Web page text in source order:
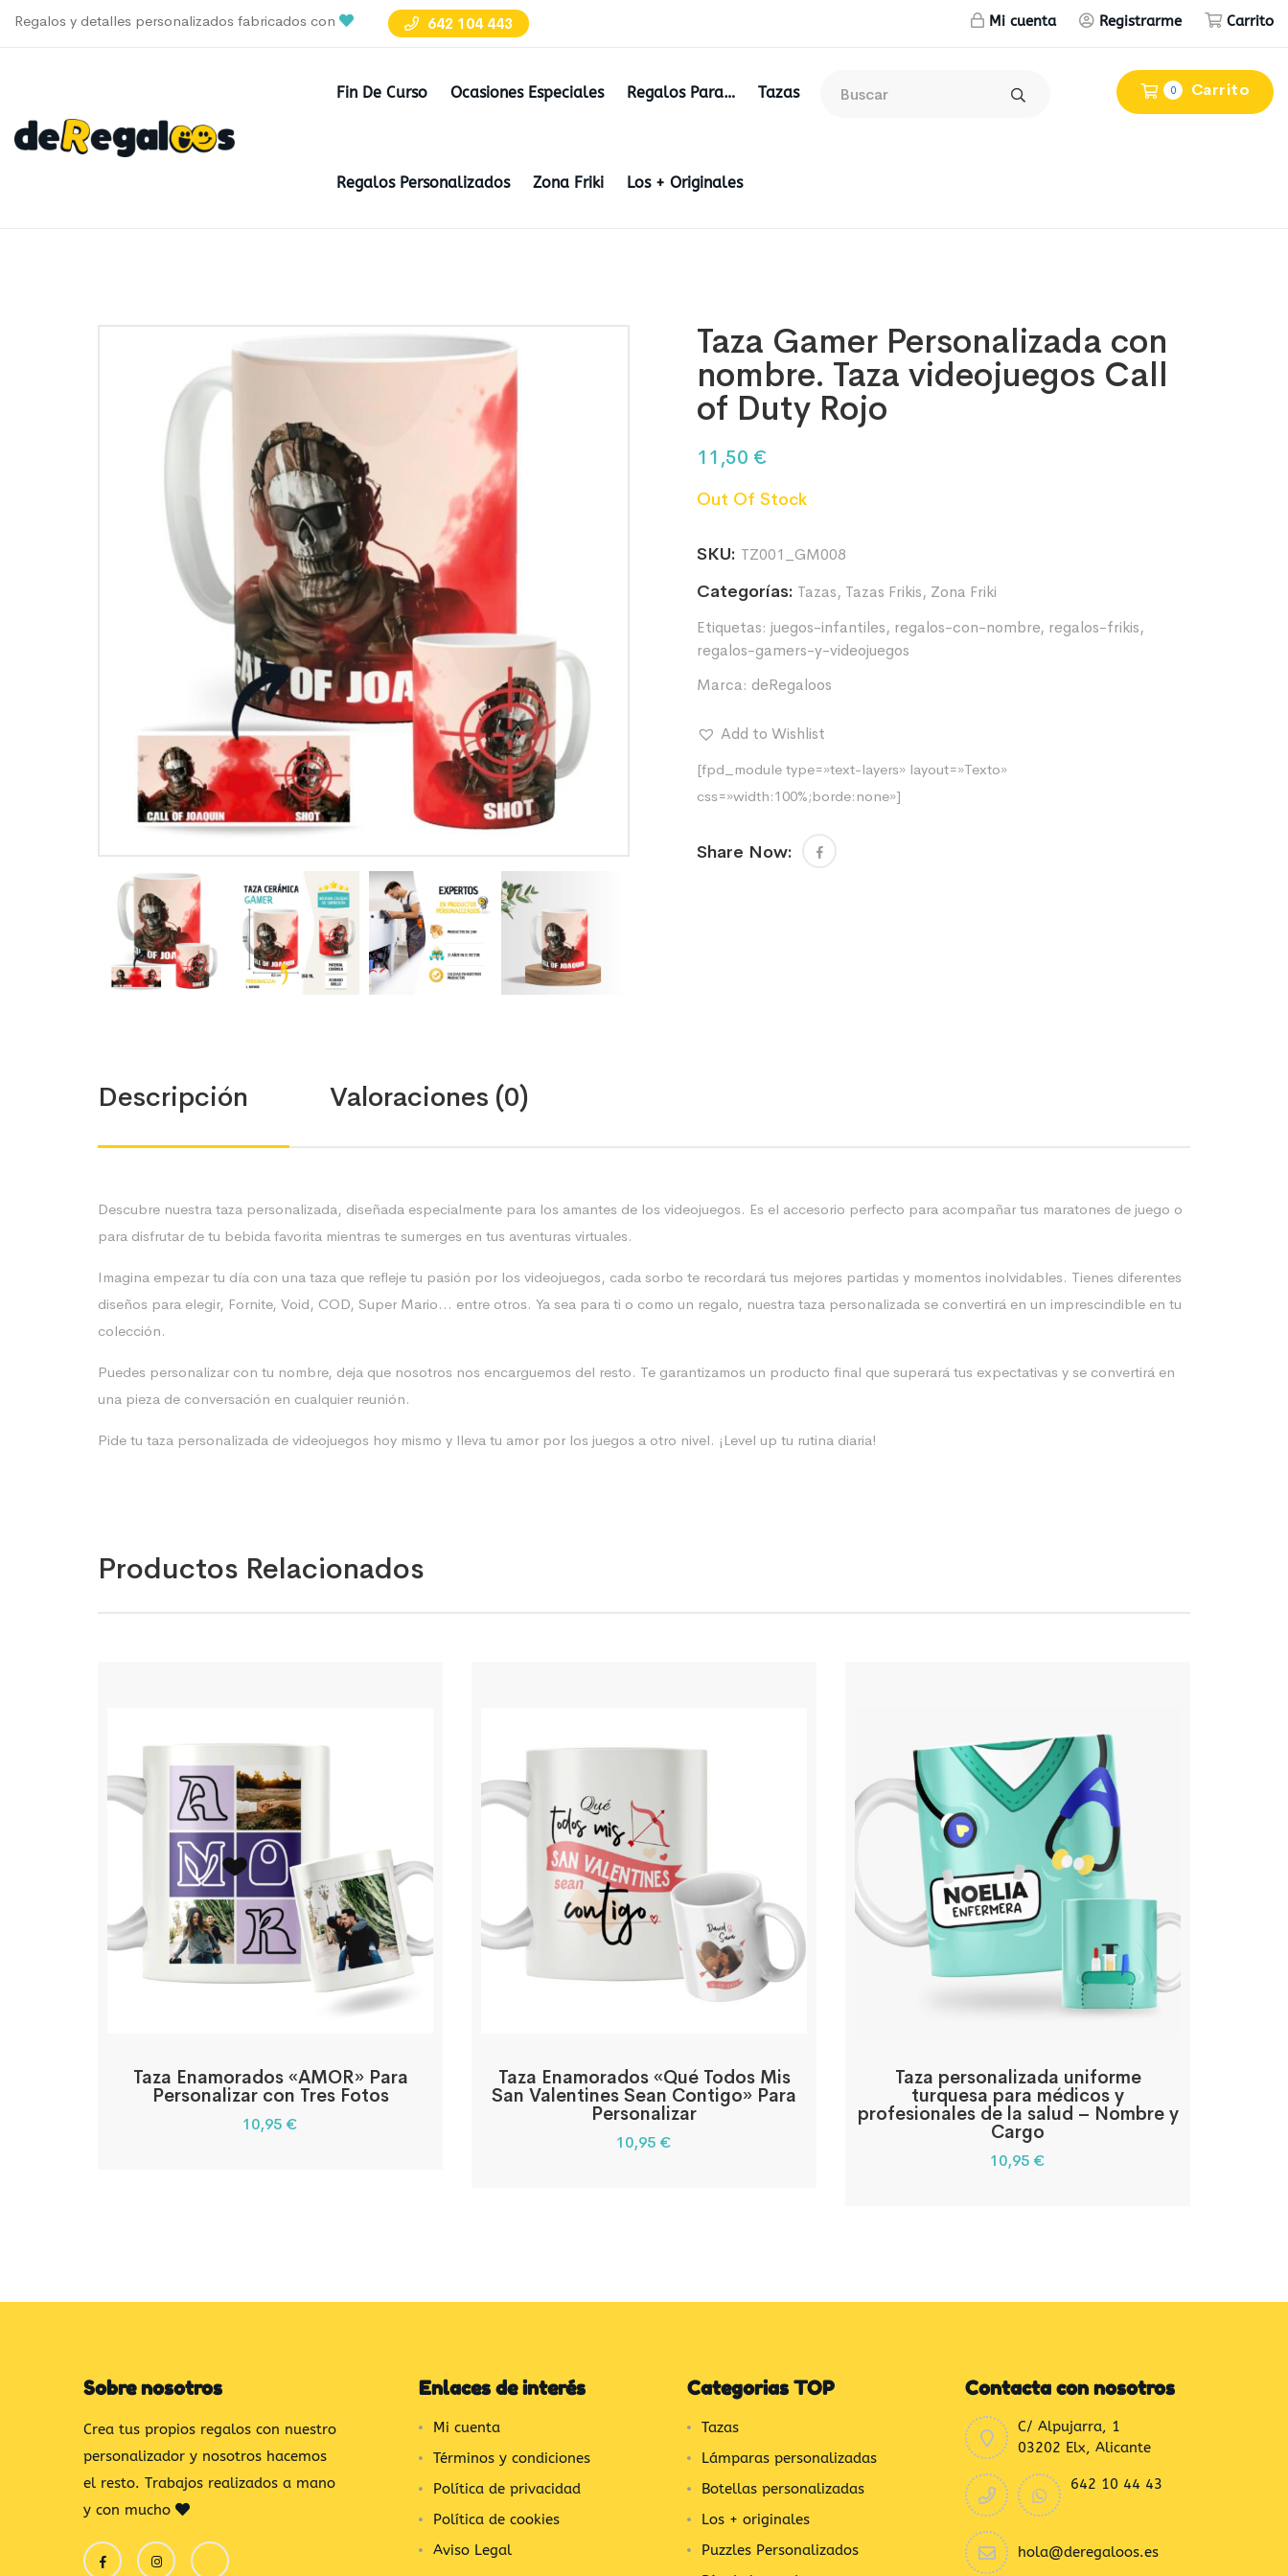
Regalos y detalles personalizados fabricados con 642 104 443 Mi cuenta Registrarme Carrito
0 Carrito
Fin De Curso Ocasiones Especiales Regalos Para… Tazas
Regalos Personalizados Zona Friki Los + Originales
Taza Gamer Personalizada con
nombre. Taza videojuegos Call
of Duty Rojo
11,50 €
Out Of Stock
SKU: TZ001_GM008
Categorías: Tazas, Tazas Frikis, Zona Friki
Etiquetas: juegos-infantiles, regalos-con-nombre, regalos-frikis,
regalos-gamers-y-videojuegos
Marca: deRegaloos
Add to Wishlist
[fpd_module type=»text-layers» layout=»Texto»
css=»width:100%;borde:none»]
Share Now:
Descripción Valoraciones (0)
Descubre nuestra taza personalizada, diseñada especialmente para los amantes de los videojuegos. Es el accesorio perfecto para acompañar tus maratones de juego o
para disfrutar de tu bebida favorita mientras te sumerges en tus aventuras virtuales.
Imagina empezar tu día con una taza que refleje tu pasión por los videojuegos, cada sorbo te recordará tus mejores partidas y momentos inolvidables. Tienes diferentes
diseños para elegir, Fornite, Void, COD, Super Mario… entre otros. Ya sea para ti o como un regalo, nuestra taza personalizada se convertirá en un imprescindible en tu
colección.
Puedes personalizar con tu nombre, deja que nosotros nos encarguemos del resto. Te garantizamos un producto final que superará tus expectativas y se convertirá en
una pieza de conversación en cualquier reunión.
Pide tu taza personalizada de videojuegos hoy mismo y lleva tu amor por los juegos a otro nivel. ¡Level up tu rutina diaria!
Productos Relacionados
Taza Enamorados «AMOR» Para
Personalizar con Tres Fotos
10,95 €
Taza Enamorados «Qué Todos Mis
San Valentines Sean Contigo» Para
Personalizar
10,95 €
Taza personalizada uniforme
turquesa para médicos y
profesionales de la salud – Nombre y
Cargo
10,95 €
Sobre nosotros
Crea tus propios regalos con nuestro
personalizador y nosotros hacemos
el resto. Trabajos realizados a mano
y con mucho
Enlaces de interés
Mi cuenta
Términos y condiciones
Política de privacidad
Política de cookies
Aviso Legal
Categorias TOP
Tazas
Lámparas personalizadas
Botellas personalizadas
Los + originales
Puzzles Personalizados
Contacta con nosotros
C/ Alpujarra, 1
03202 Elx, Alicante
642 10 44 43
hola@deregaloos.es